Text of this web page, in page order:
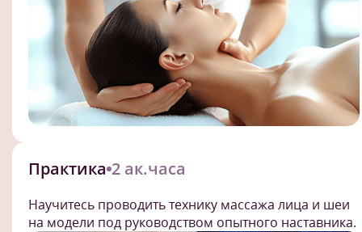
Практика 2 ак.часа
Научитесь проводить технику массажа лица и шеи
на модели под руководством опытного наставника.